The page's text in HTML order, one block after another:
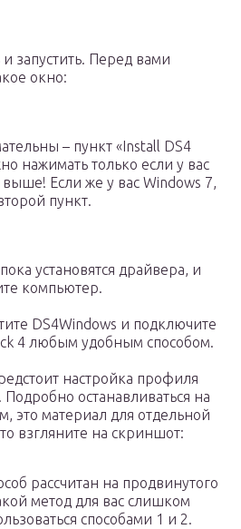
и запустить. Перед вами
окно:
– пункт «Install DS4
нажимать только если у вас
Если же у вас Windows 7,
пункт.
установятся драйвера, и
компьютер.
DS4Windows и подключите
4 любым удобным способом.
настройка профиля
останавливаться на
это материал для отдельной
взгляните на скриншот:
рассчитан на продвинутого
метод для вас слишком
способами 1 и 2.